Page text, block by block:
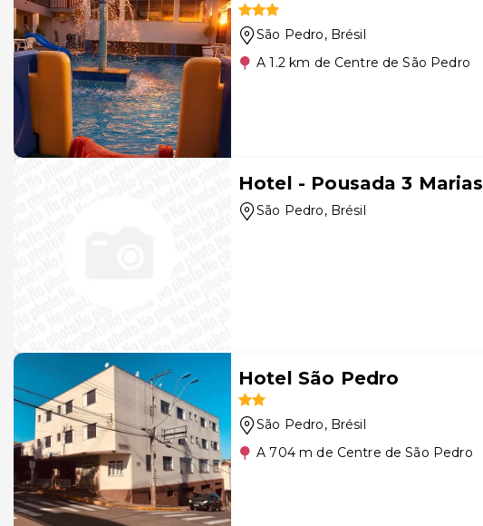
São Pedro, Brésil
A 1.2 km de Centre de São Pedro
Hotel - Pousada 3 Marias
São Pedro, Brésil
Hotel São Pedro
São Pedro, Brésil
A 704 m de Centre de São Pedro